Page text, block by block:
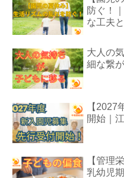
防ぐ！
な工夫
大人の
細な繋
【
開始｜
【管理
乳幼児